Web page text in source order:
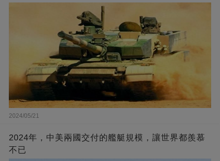
2024/05/21
2024年，中美兩國交付的艦艇規模，讓世界都羨慕
不已